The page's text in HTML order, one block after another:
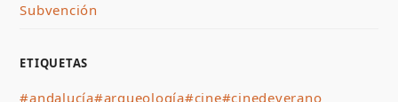
Subvención
ETIQUETAS
#andalucía#arqueología#cine#cinedeverano